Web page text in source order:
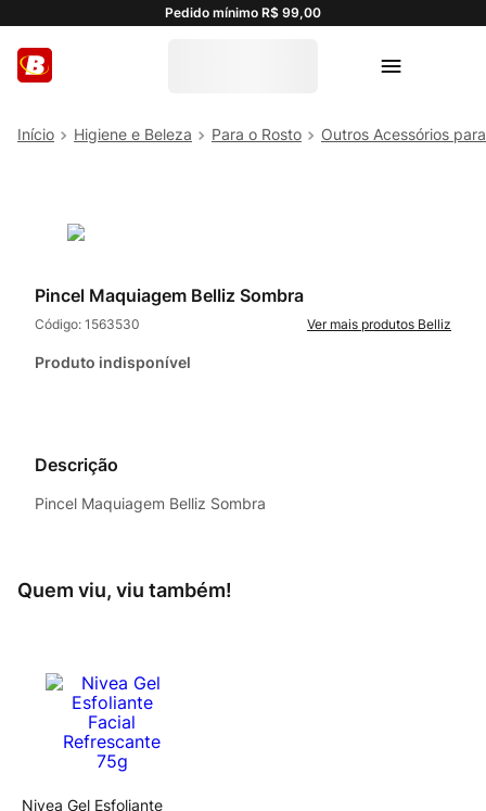
Pedido mínimo R$ 99,00
Higiene e Beleza Para o Rosto Outros Acessórios
Pincel Maquiagem Belliz Sombra
Código: 1563530 Belliz
Produto indisponível
Descrição
Pincel Maquiagem Belliz Sombra
Quem viu, viu também!
Nivea Gel Esfoliante